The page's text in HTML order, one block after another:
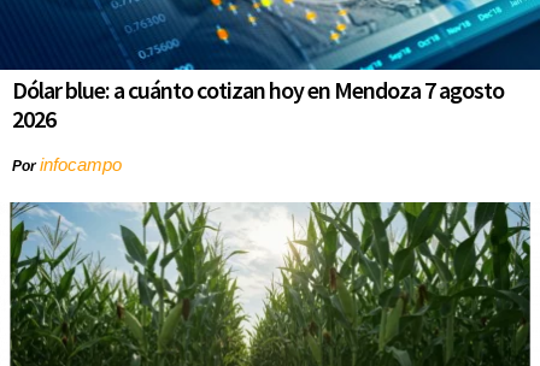
Dólar blue: a cuánto cotizan hoy en Mendoza 7 agosto
2026
Porinfocampo